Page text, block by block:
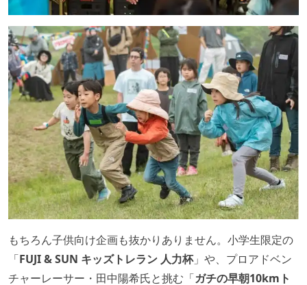
もちろん子供向け企画も抜かりありません。小学生限定の
「FUJI & SUN キッズトレラン 人力杯」や、プロアドベン
チャーレーサー・田中陽希氏と挑む「ガチの早朝10kmト